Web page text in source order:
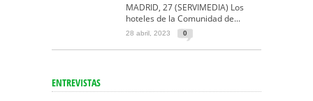
MADRID, 27 (SERVIMEDIA) Los
hoteles de la Comunidad de...
28 abril, 2023 0
ENTREVISTAS